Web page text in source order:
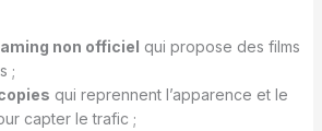
non officiel qui propose des films
;
qui reprennent l’apparence et le
capter le trafic ;